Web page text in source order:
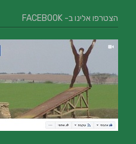
הצטרפו אלינו ב- FACEBOOK